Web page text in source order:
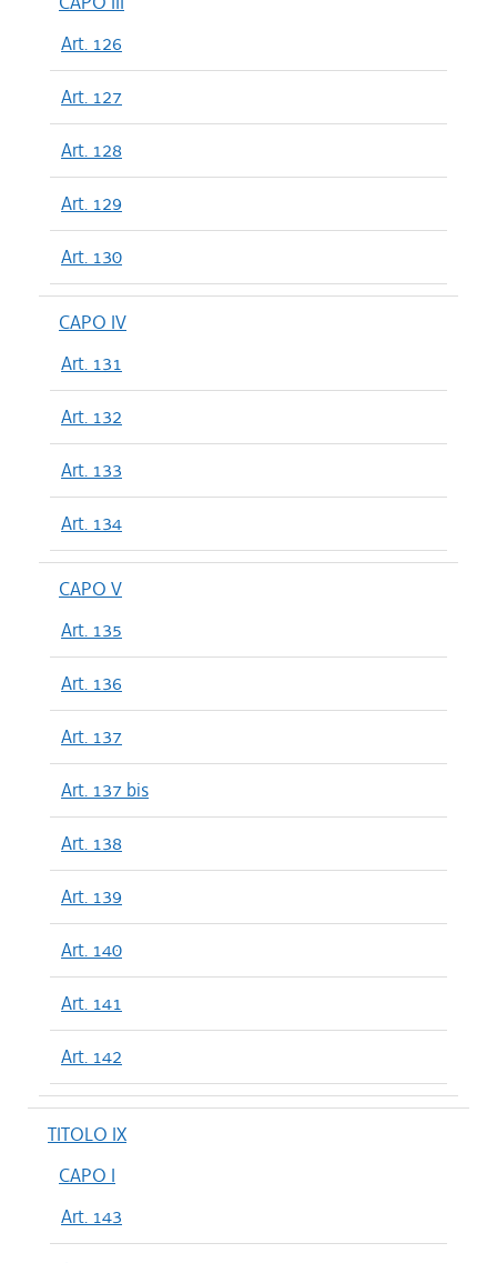
Art. 126
Art. 127
Art. 128
Art. 129
Art. 130
CAPO IV
Art. 131
Art. 132
Art. 133
Art. 134
CAPO V
Art. 135
Art. 136
Art. 137
Art. 137 bis
Art. 138
Art. 139
Art. 140
Art. 141
Art. 142
TITOLO IX
CAPO I
Art. 143